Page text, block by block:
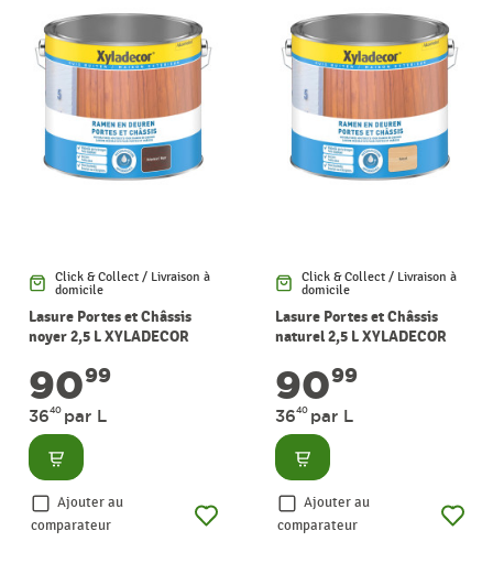
Click & Collect / Livraison à
domicile
Lasure Portes et Châssis
noyer 2,5 L XYLADECOR
9099
3640 par L
Consulter
Ajouter au
comparateur
Click & Collect / Livraison à
domicile
Lasure Portes et Châssis
naturel 2,5 L XYLADECOR
9099
3640 par L
Consulter
Ajouter au
comparateur